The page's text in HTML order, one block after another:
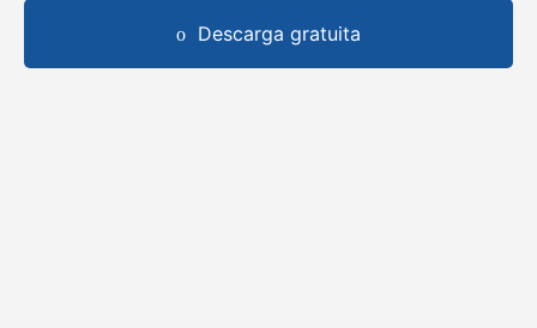
Descarga gratuita